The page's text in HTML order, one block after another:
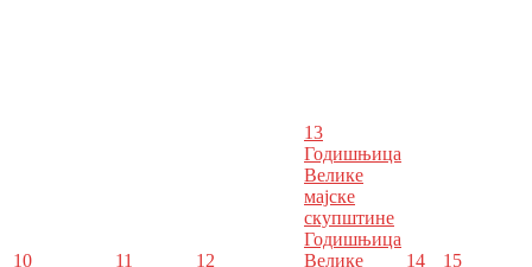
10 11 12
13
Годишњица
Велике
мајске
скупштине
Годишњица
Велике
14 15